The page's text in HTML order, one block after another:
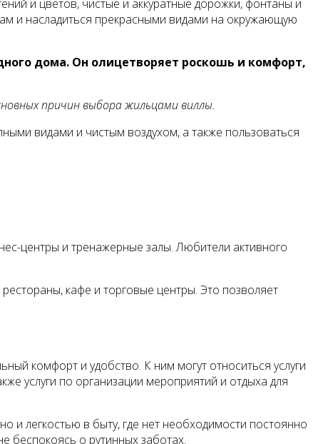
и цветов, чистые и аккуратные дорожки, фонтаны и
и насладиться прекрасными видами на окружающую
дома. Он олицетворяет роскошь и комфорт,
причин выбора жильцами виллы.
видами и чистым воздухом, а также пользоваться
центры и тренажерные залы. Любители активного
кафе и торговые центры. Это позволяет
комфорт и удобство. К ним могут относиться услуги
услуги по организации мероприятий и отдыха для
и легкостью в быту, где нет необходимости постоянно
беспокоясь о рутинных заботах.